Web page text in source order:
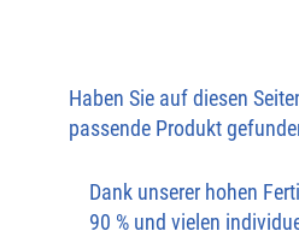
Haben Sie auf diesen
passende Produkt
Dank unserer hohen
90 % und vielen